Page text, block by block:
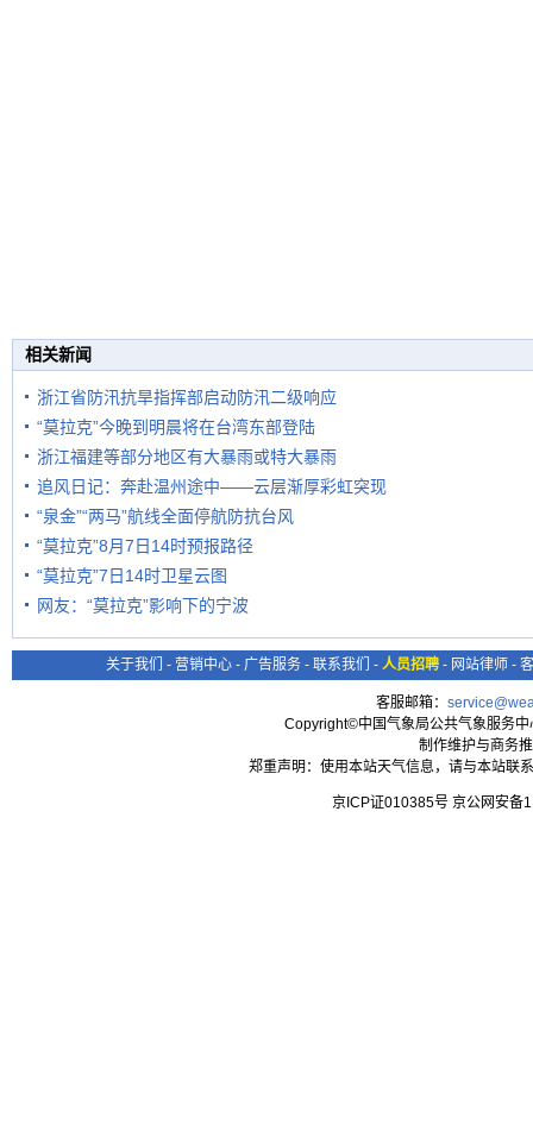
相关新闻
浙江省防汛抗旱指挥部启动防汛二级响应
“莫拉克”今晚到明晨将在台湾东部登陆
浙江福建等部分地区有大暴雨或特大暴雨
追风日记：奔赴温州途中——云层渐厚彩虹突现
“泉金”“两马”航线全面停航防抗台风
“莫拉克”8月7日14时预报路径
“莫拉克”7日14时卫星云图
网友：“莫拉克”影响下的宁波
关于我们 - 营销中心 - 广告服务 - 联系我们 - 人员招聘 - 网站律师 -
客服邮箱：
Copyright©中国气象局公共气象服务
制作维护与商务
郑重声明：使用本站天气信息，请与本站联
京ICP证010385号 京公网安备